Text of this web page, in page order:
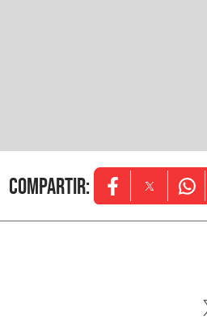
Compartir: Opens in new
Opens in